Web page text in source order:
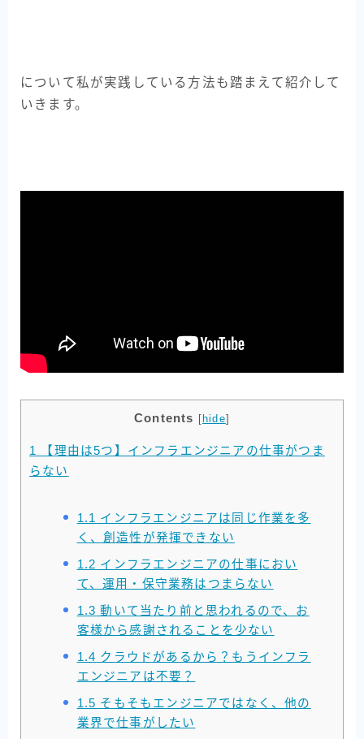
について私が実践している方法も踏まえて紹介して
いきます。
Contents [ hide]
1
【理由は5つ】インフラエンジニアの仕事がつま
らない
1.1 インフラエンジニアは同じ作業を多
く、創造性が発揮できない
1.2 インフラエンジニアの仕事におい
て、運用・保守業務はつまらない
1.3 動いて当たり前と思われるので、お
客様から感謝されることを少ない
1.4 クラウドがあるから？もうインフラ
エンジニアは不要？
1.5 そもそもエンジニアではなく、他の
業界で仕事がしたい